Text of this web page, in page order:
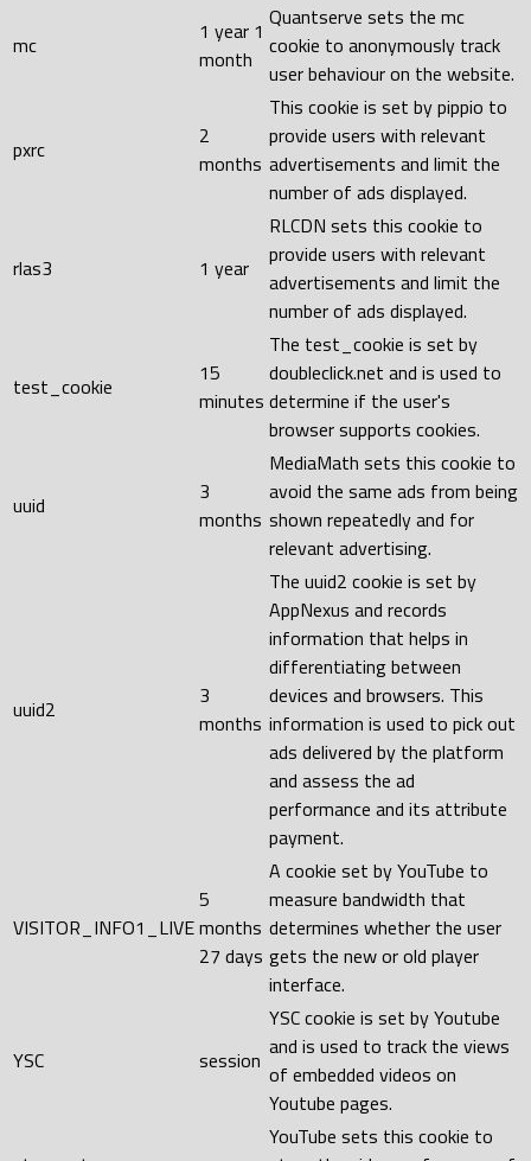
mc
1 year 1
month
Quantserve sets the mc
cookie to anonymously track
user behaviour on the website.
pxrc
2
months
This cookie is set by pippio to
provide users with relevant
advertisements and limit the
number of ads displayed.
rlas3 1 year
RLCDN sets this cookie to
provide users with relevant
advertisements and limit the
number of ads displayed.
test_cookie
15
minutes
The test_cookie is set by
doubleclick.net and is used to
determine if the user's
browser supports cookies.
uuid
3
months
MediaMath sets this cookie to
avoid the same ads from being
shown repeatedly and for
relevant advertising.
uuid2
3
months
The uuid2 cookie is set by
AppNexus and records
information that helps in
differentiating between
devices and browsers. This
information is used to pick out
ads delivered by the platform
and assess the ad
performance and its attribute
payment.
VISITOR_INFO1_LIVE
5
months
27 days
A cookie set by YouTube to
measure bandwidth that
determines whether the user
gets the new or old player
interface.
YSC session
YSC cookie is set by Youtube
and is used to track the views
of embedded videos on
Youtube pages.
YouTube sets this cookie to